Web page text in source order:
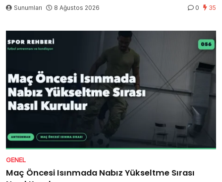
Sunumları 8 Ağustos 2026 0 35
GENEL
Maç Öncesi Isınmada Nabız Yükseltme Sırası